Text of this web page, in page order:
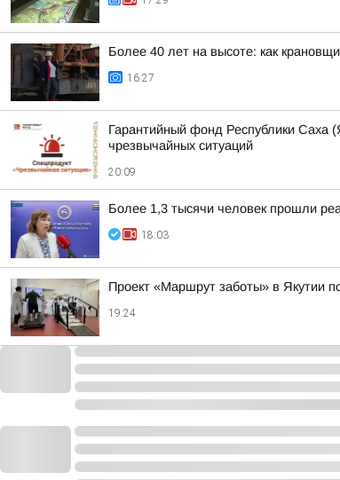
Более 40 лет на высоте: как
16:27
Гарантийный фонд Республики Саха
чрезвычайных ситуаций
20:09
Более 1,3 тысячи человек прошли
18:03
Проект «Маршрут заботы» в Якутии
19:24